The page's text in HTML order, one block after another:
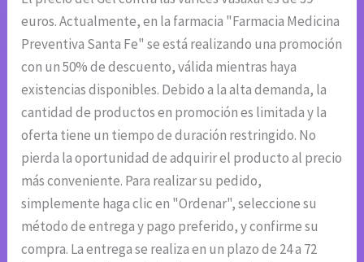
euros. Actualmente, en la farmacia "Farmacia Medicina
Preventiva Santa Fe" se está realizando una promoción
con un 50% de descuento, válida mientras haya
existencias disponibles. Debido a la alta demanda, la
cantidad de productos en promoción es limitada y la
oferta tiene un tiempo de duración restringido. No
pierda la oportunidad de adquirir el producto al precio
más conveniente. Para realizar su pedido,
simplemente haga clic en "Ordenar", seleccione su
método de entrega y pago preferido, y confirme su
compra. La entrega se realiza en un plazo de 24 a 72